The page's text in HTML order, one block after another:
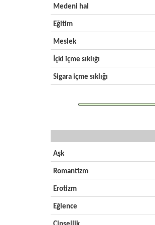
Medeni hal
Eğitim
Meslek
İçki içme sıklığı
Sigara içme sıklığı
Aşk
Romantizm
Erotizm
Eğlence